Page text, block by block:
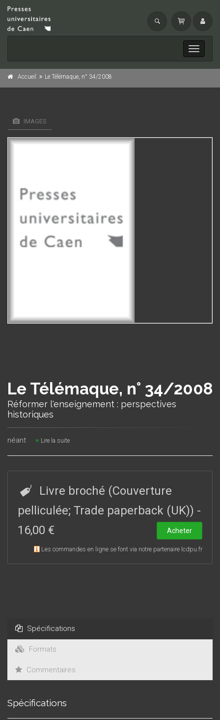
Toggle
Accueil Le Télémaque, n° 34/2008
IMAGES
Le Télémaque, n° 34/2008
Réformer l'enseignement : perspectives
historiques
néant Lire la suite
Livre broché (Couverture
pelliculée; Trade paperback (UK)) -
16,00 €
Acheter
Les commandes en ligne se font via notre partenaire lcdpu.fr
Spécifications
Formats
Commentaires
Spécifications